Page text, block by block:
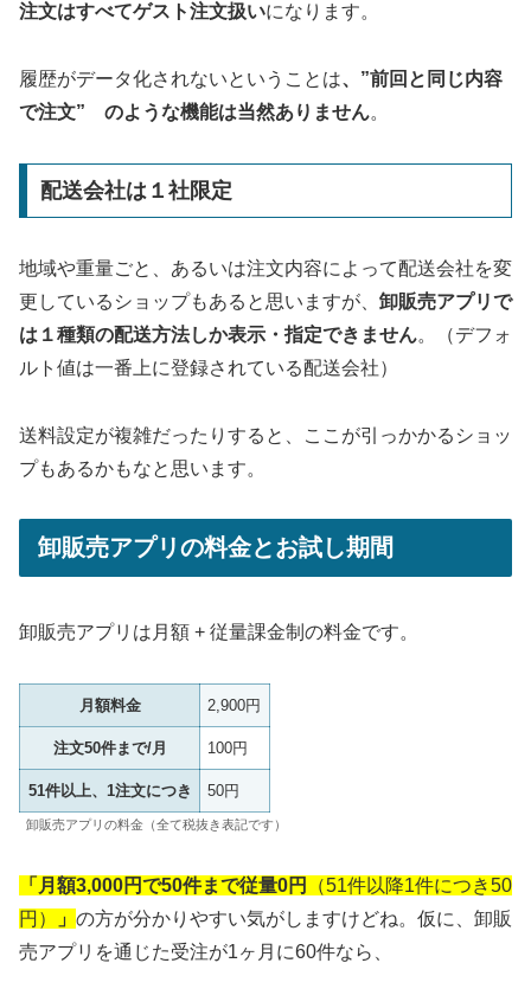
注文はすべてゲスト注文扱いになります。
履歴がデータ化されないということは、”前回と同じ内容
で注文” のような機能は当然ありません。
配送会社は１社限定
地域や重量ごと、あるいは注文内容によって配送会社を変
更しているショップもあると思いますが、 卸販売アプリで
は１種類の配送方法しか表示・指定できません。（デフォ
ルト値は一番上に登録されている配送会社）
送料設定が複雑だったりすると、ここが引っかかるショッ
プもあるかもなと思います。
卸販売アプリの料金とお試し期間
卸販売アプリは月額 + 従量課金制の料金です。
月額料金 2,900円
注文50件まで/月 100円
51件以上、1注文につき 50円
卸販売アプリの料金（全て税抜き表記です）
「月額3,000円で50件まで従量0円
（51件以降1件につき50
円）
」 の方が分かりやすい気がしますけどね。仮に、卸販
売アプリを通じた受注が1ヶ月に60件なら、